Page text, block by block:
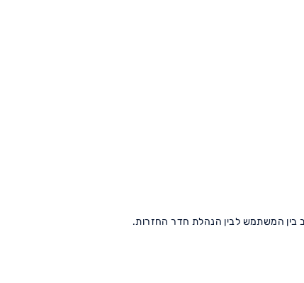
בין המשתמש לבין הנהלת חדר החזרות.